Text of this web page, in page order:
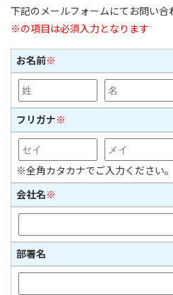
下記のメールフォームにてお問い合
※の項目は必須入力となります
お名前※
フリガナ※
※全角カタカナでご入力ください。
会社名※
部署名